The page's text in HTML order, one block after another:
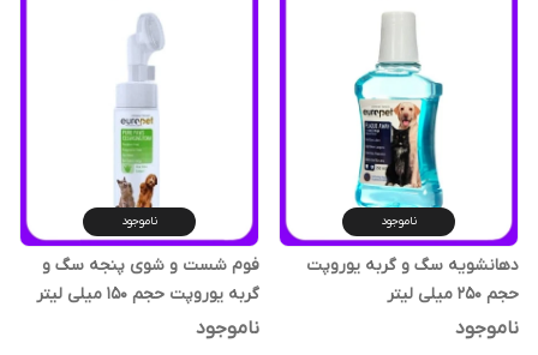
ناموجود
دهانشویه سگ و گربه یوروپت
حجم 250 میلی لیتر
ناموجود
ناموجود
فوم شست و شوی پنجه سگ و
گربه یوروپت حجم 150 میلی لیتر
ناموجود